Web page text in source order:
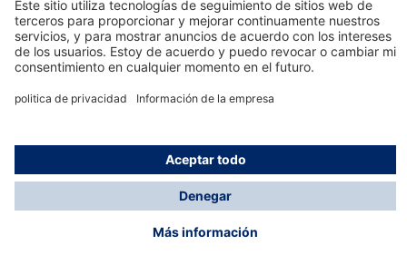
Ayuda
Información
© Dräger Hispania S.A.U., 2024
*Todos los precios no incluyen IVA y posibles gastos
de envío, salvo que indique lo contrario